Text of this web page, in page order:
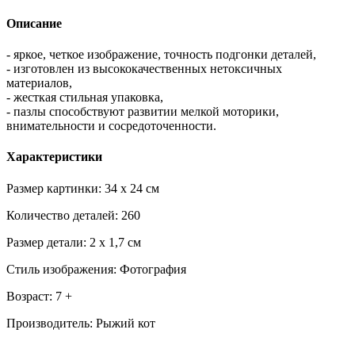
Описание
- яркое, четкое изображение, точность подгонки деталей,
- изготовлен из высококачественных нетоксичных
материалов,
- жесткая стильная упаковка,
- пазлы способствуют развитии мелкой моторики,
внимательности и сосредоточенности.
Характеристики
Размер картинки: 34 x 24 см
Количество деталей: 260
Размер детали: 2 x 1,7 см
Стиль изображения: Фотография
Возраст: 7 +
Производитель: Рыжий кот